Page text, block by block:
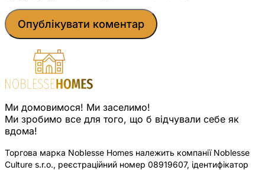
Ми домовимося! Ми заселимо!
Ми зробимо все для того, що б відчували себе як
вдома!
Торгова марка Noblesse Homes належить компанії Noblesse
Culture s.r.o., реєстраційний номер 08919607, ідентифікатор